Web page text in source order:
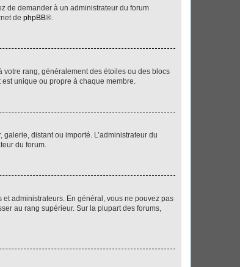
de demander à un administrateur du forum
de phpBB®.
votre rang, généralement des étoiles ou des blocs
unique ou propre à chaque membre.
distant ou importé. L’administrateur du
du forum.
administrateurs. En général, vous ne pouvez pas
au rang supérieur. Sur la plupart des forums,